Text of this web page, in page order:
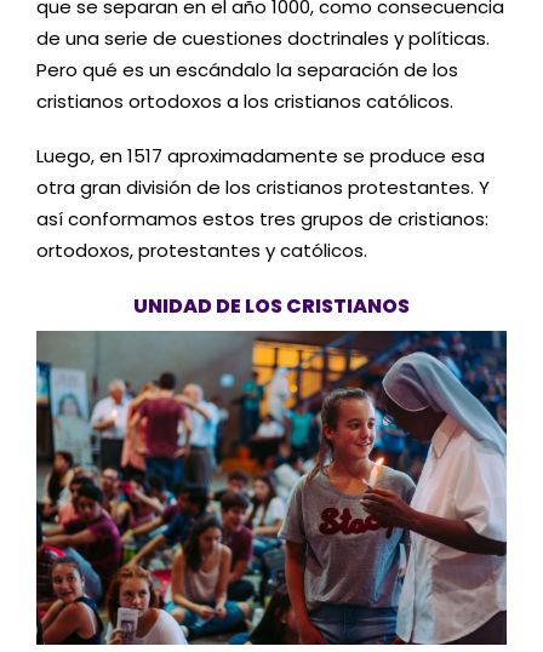
que se separan en el año 1000, como consecuencia
de una serie de cuestiones doctrinales y políticas.
Pero qué es un escándalo la separación de los
cristianos ortodoxos a los cristianos católicos.
Luego, en 1517 aproximadamente se produce esa
otra gran división de los cristianos protestantes. Y
así conformamos estos tres grupos de cristianos:
ortodoxos, protestantes y católicos.
UNIDAD DE LOS CRISTIANOS